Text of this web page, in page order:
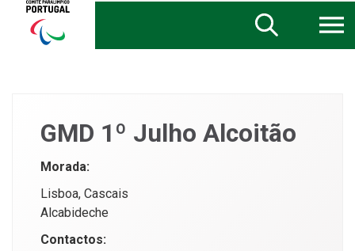
Portugal
GMD 1º Julho Alcoitão
Morada:
Lisboa, Cascais
Alcabideche
Contactos: